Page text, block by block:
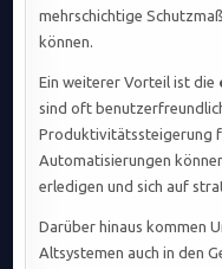
mehrschichtige
können.
Ein weiterer Vorteil ist die
sind oft
Produktivitätssteigerung
Automatisierungen
erledigen und sich auf
Darüber hinaus kommen
Altsystemen auch in den